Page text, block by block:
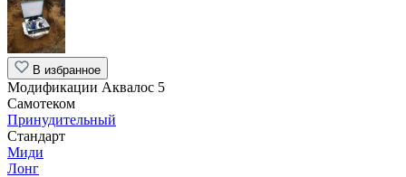
В избранное
Модификации Аквалос 5
Самотеком
Принудительный
Стандарт
Миди
Лонг